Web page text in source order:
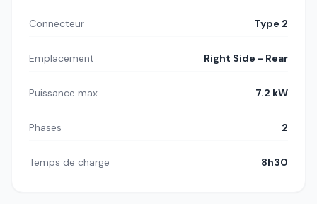
Connecteur Type 2
Emplacement Right Side - Rear
Puissance max 7.2 kW
Phases 2
Temps de charge 8h30